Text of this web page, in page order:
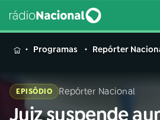
MENU
Buscar
Programas Repórter
EPISÓDIO Repórter Nacional
Juiz suspende